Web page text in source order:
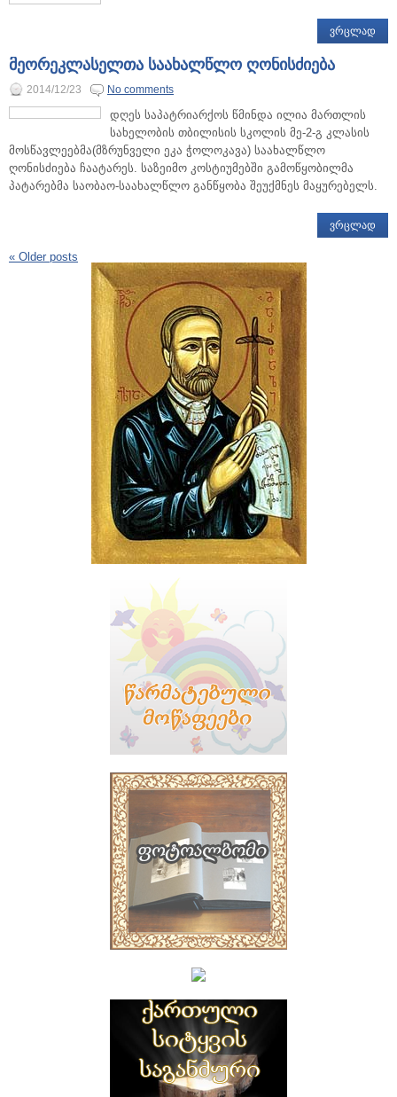
ᲕᲠᲪᲚᲐᲓ
მეორეკლასელთა საახალწლო ღონისძიება
2014/12/23 No comments
დღეს საპატრიარქოს წმინდა ილია მართლის
სახელობის თბილისის სკოლის მე-2-გ კლასის
მოსწავლეებმა(მზრუნველი ეკა ჭოლოკავა) საახალწლო
ღონისძიება ჩაატარეს. საზეიმო კოსტიუმებში გამოწყობილმა
პატარებმა საობაო-საახალწლო განწყობა შეუქმნეს მაყურებელს.
ᲕᲠᲪᲚᲐᲓ
« Older posts